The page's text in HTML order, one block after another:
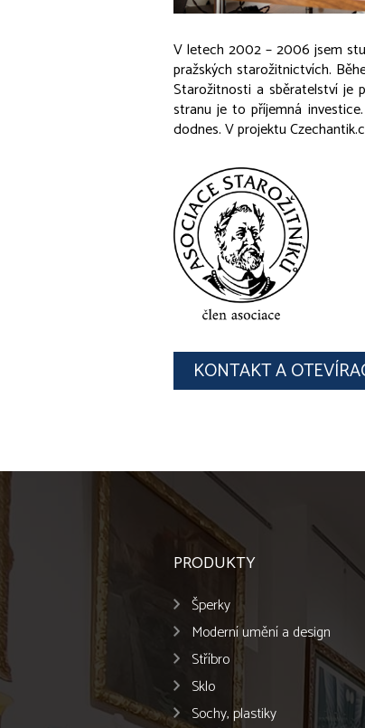
V letech 2002 – 2006 jsem
pražských starožitnictvích.
Starožitnosti a sběratelství je
stranu je to příjemná
dodnes. V projektu
KONTAKT A
PRODUKTY
Šperky
Moderní umění a design
Stříbro
Sklo
Sochy, plastiky